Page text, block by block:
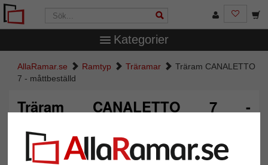
Kategorier
AllaRamar.se Ramtyp Träramar
Träram CANALETTO
7 - måttbeställd
Träram CANALETTO 7 -